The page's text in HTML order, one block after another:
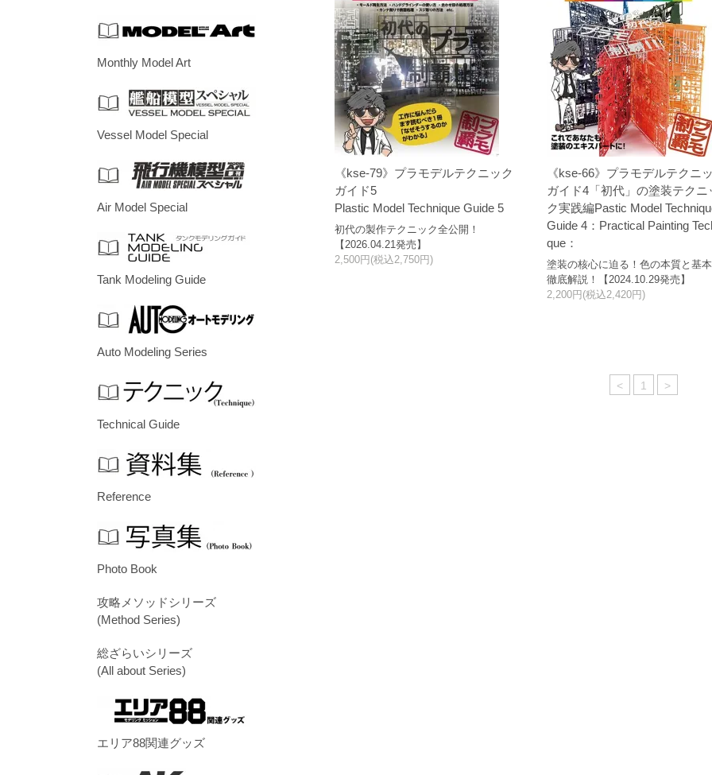
《kse-79》プラモデルテクニック
ガイド5
Plastic Model Technique Guide 5
初代の製作テクニック全公開！
【2026.04.21発売】
2,500円(税込2,750円)
《kse-66》プラモデルテクニ
ガイド4「初代」の塗装テクニ
ク実践編Pastic Model
Guide 4：Practical Painting
que：
塗装の核心に迫る！色の本質と基
徹底解説！【2024.10.29発売】
2,200円(税込2,420円)
< 1 >
Monthly Model Art
Vessel Model Special
Air Model Special
Tank Modeling Guide
Auto Modeling Series
Technical Guide
Reference
Photo Book
攻略メソッドシリーズ
(Method Series)
総ざらいシリーズ
(All about Series)
エリア88関連グッズ